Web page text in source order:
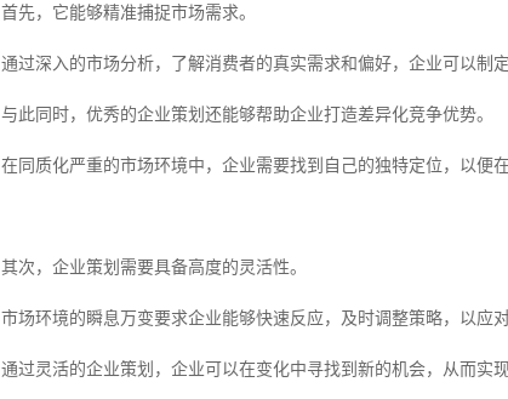
首先，它能够精准捕捉市场需求。
通过深入的市场分析，了解消费者的真实需求和偏好，企业可以制
与此同时，优秀的企业策划还能够帮助企业打造差异化竞争优势。
在同质化严重的市场环境中，企业需要找到自己的独特定位，以便
其次，企业策划需要具备高度的灵活性。
市场环境的瞬息万变要求企业能够快速反应，及时调整策略，以应
通过灵活的企业策划，企业可以在变化中寻找到新的机会，从而实现